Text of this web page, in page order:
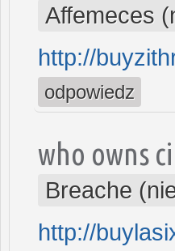
Affemeces
http://
odpowiedz
who owns
Breache
http://